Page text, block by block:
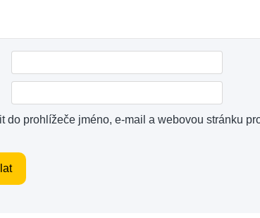
do prohlížeče jméno, e-mail a webovou stránku